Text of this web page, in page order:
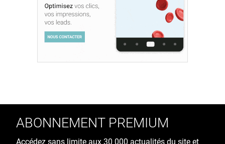
ABONNEMENT PREMIUM
Accédez sans limite aux 30 000 actualités du site et